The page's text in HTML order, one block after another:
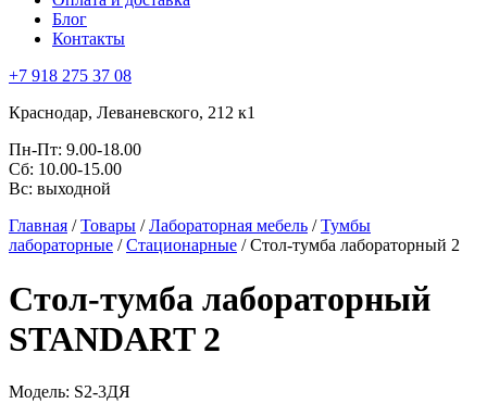
Блог
Контакты
+7 918 275 37 08
Краснодар, Леваневского, 212 к1
Пн-Пт: 9.00-18.00
Сб: 10.00-15.00
Вс: выходной
Главная /Товары /Лабораторная мебель /Тумбы
лабораторные /Стационарные /Стол-тумба лабораторный 2
Стол-тумба лабораторный
STANDART 2
Модель: S2-3ДЯ